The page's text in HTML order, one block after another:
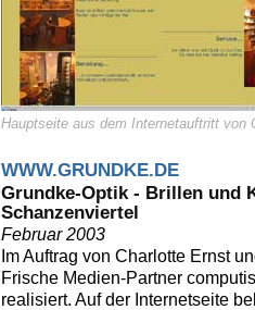
Hauptseite aus dem Internetauftritt von
WWW.GRUNDKE.DE
Grundke-Optik - Brillen und
Schanzenviertel
Februar 2003
Im Auftrag von Charlotte Ernst
Frische Medien-Partner
realisiert. Auf der Internetseite